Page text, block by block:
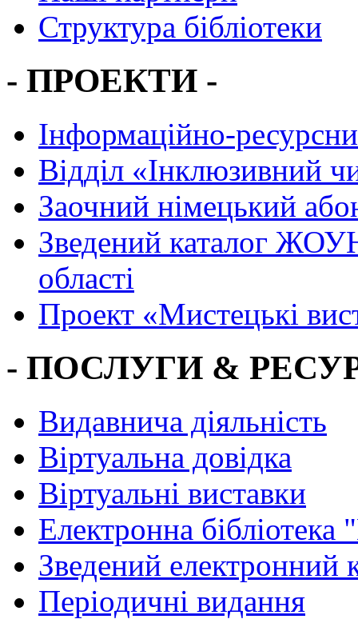
Структура бібліотеки
- ПРОЕКТИ -
Інформаційно-
Вiддiл «Інклюзивний
Заочний німецький
Зведений каталог
області
Проект «Мистецькі
- ПОСЛУГИ &
Видавнича діяльність
Віртуальна довідка
Віртуальні виставки
Електронна
Зведений електронний
Періодичні видання